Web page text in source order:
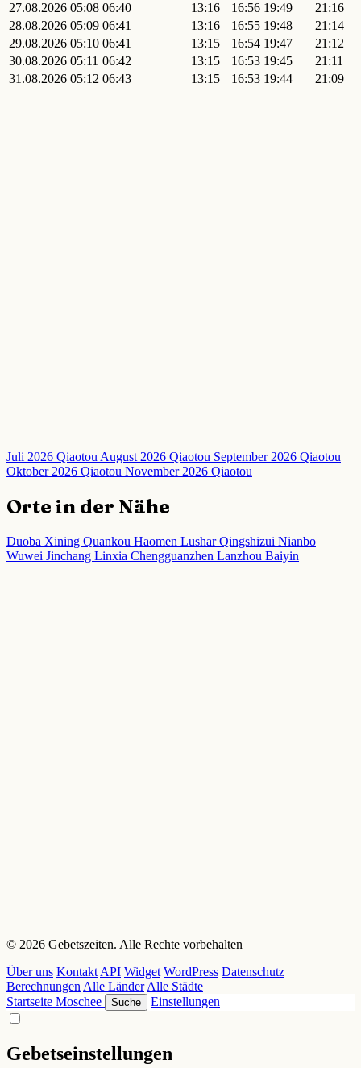
27.08.2026 05:08 06:40 13:16 16:56 19:49
21:16
28.08.2026 05:09 06:41 13:16 16:55 19:48
21:14
29.08.2026 05:10 06:41 13:15 16:54 19:47
21:12
30.08.2026 05:11 06:42 13:15 16:53 19:45
21:11
31.08.2026 05:12 06:43 13:15 16:53 19:44 21:09
Juli 2026 QiaotouAugust 2026 Qiaotou September 2026 Qiaotou
Oktober 2026 Qiaotou November 2026 Qiaotou
Orte in der Nähe
Duoba Xining Quankou Haomen LusharQingshizui Nianbo
Wuwei Jinchang Linxia Chengguanzhen Lanzhou Baiyin
© 2026 Gebetszeiten. Alle Rechte vorbehalten
Über uns Kontakt API Widget WordPress Datenschutz
Berechnungen Alle Länder Alle Städte
Startseite Moschee Suche Einstellungen
Gebetseinstellungen